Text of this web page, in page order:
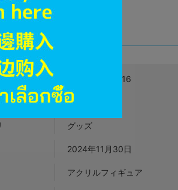
庫あり 1,690円 税込
4571601420116
L06568659
グッズ
2024年11月30日
アクリルフィギュア